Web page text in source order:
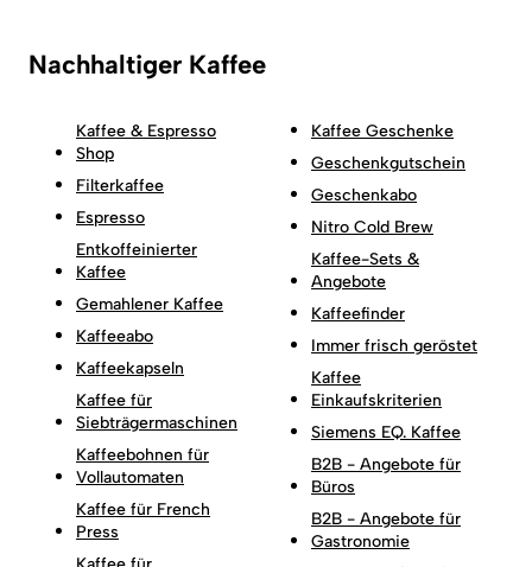
Nachhaltiger Kaffee
Kaffee & Espresso
Shop
Filterkaffee
Espresso
Entkoffeinierter
Kaffee
Gemahlener Kaffee
Kaffeeabo
Kaffeekapseln
Kaffee für
Siebträgermaschinen
Kaffeebohnen für
Vollautomaten
Kaffee für French
Press
Kaffee Geschenke
Geschenkgutschein
Geschenkabo
Nitro Cold Brew
Kaffee-Sets &
Angebote
Kaffeefinder
Immer frisch geröstet
Kaffee
Einkaufskriterien
Siemens EQ. Kaffee
B2B - Angebote für
Büros
B2B - Angebote für
Gastronomie